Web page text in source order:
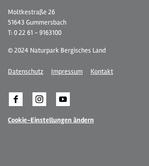
Moltkestraße 26
51643 Gummersbach
T: 0 22 61 - 9163100
© 2024 Naturpark Bergisches Land
Datenschutz Impressum Kontakt
Cookie-Einstellungen ändern